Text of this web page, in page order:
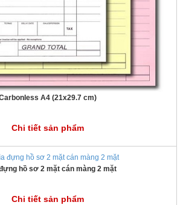
A4 (21x29.7 cm)
Chi tiết sản phẩm
hồ sơ 2 mặt cán màng 2 mặt
Chi tiết sản phẩm